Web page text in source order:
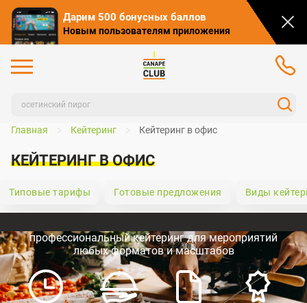
Дарим 500 бонусных баллов
Новым пользователям приложения
Главная Кейтеринг Кейтеринг в офис
КЕЙТЕРИНГ В ОФИС
Типовые тарифы Готовые предложения Виды
профессиональный кейтеринг для мероприятий
любых форматов и масштабов